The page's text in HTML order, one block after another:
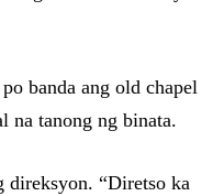
banda ang old chapel
na tanong ng binata.
“Diretso ka